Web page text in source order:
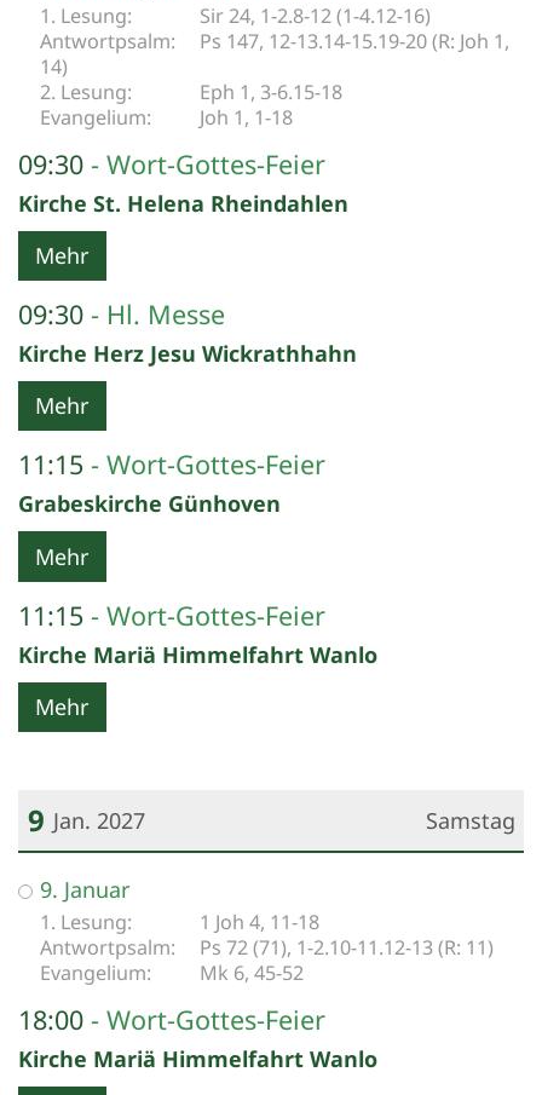
Sir 24, 1-2.8-12 (1-4.12-16)
Ps 147, 12-13.14-15.19-20 (R: Joh 1,
14)
Eph 1, 3-6.15-18
Joh 1, 1-18
09:30 Wort-Gottes-Feier
Kirche St. Helena Rheindahlen
Mehr
09:30 Hl. Messe
Kirche Herz Jesu Wickrathhahn
Mehr
11:15 Wort-Gottes-Feier
Grabeskirche Günhoven
Mehr
11:15 Wort-Gottes-Feier
Kirche Mariä Himmelfahrt Wanlo
Mehr
Samstag
9 Jan. 2027
Datum: 9. Januar 2027
9. Januar
1 Joh 4, 11-18
Ps 72 (71), 1-2.10-11.12-13 (R: 11)
Mk 6, 45-52
18:00 Wort-Gottes-Feier
Kirche Mariä Himmelfahrt Wanlo